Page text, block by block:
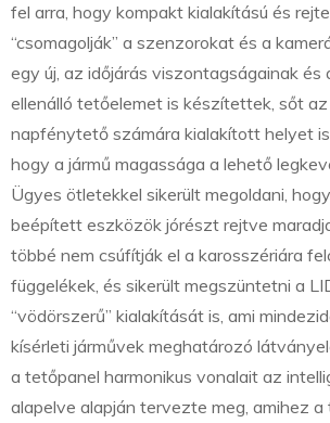
fel arra, hogy kompakt kialakítású és
“csomagolják” a szenzorokat és a
egy új, az időjárás viszontagságainak és
ellenálló tetőelemet is készítettek, sőt
napfénytető számára kialakított helyet
hogy a jármű magassága a lehető
Ügyes ötletekkel sikerült megoldani,
beépített eszközök jórészt rejtve
többé nem csúfítják el a karosszériára
függelékek, és sikerült megszüntetni a
“vödörszerű” kialakítását is, ami
kísérleti járművek meghatározó
a tetőpanel harmonikus vonalait az
alapelve alapján tervezte meg, amihez